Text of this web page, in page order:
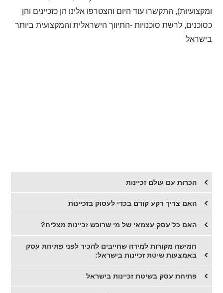
ומקצועיות), התקשרו עוד היום והצטרפו אלינו הן כזכיינים והן
כסוכנים, לרשת סוכנויות -התיווך הישראלית והמקצועית ביותר
בישראל
הכרות עם עולם זכיינות
האם צריך רקע קודם בכדי לעסוק בזכיינות
האם כל עסק עצמאי של מי שרוכש זכיינות מצליח?
חמישה מקורות למידה שחייבים להכיר לפני פתיחת עסק
באמצעות שיטת זכיינות בישראל:
פתיחת עסק בשיטת זכיינות בישראל